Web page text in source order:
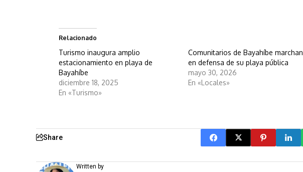
Relacionado
Turismo inaugura amplio
estacionamiento en playa de
Bayahíbe
diciembre 18, 2025
En «Turismo»
Comunitarios de Bayahíbe marchan
en defensa de su playa pública
mayo 30, 2026
En «Locales»
Share
Written by